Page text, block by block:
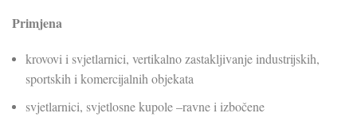
Primjena
krovovi i svjetlarnici, vertikalno zastakljivanje industrijskih,
sportskih i komercijalnih objekata
svjetlarnici, svjetlosne kupole –ravne i izbočene